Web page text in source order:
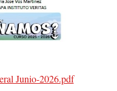
Junio-2026.pdf